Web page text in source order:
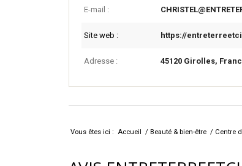
E-mail :
Site web : https://
Adresse : 45120 Girolles,
Vous êtes ici : Accueil / Beauté & bien-être / Centre